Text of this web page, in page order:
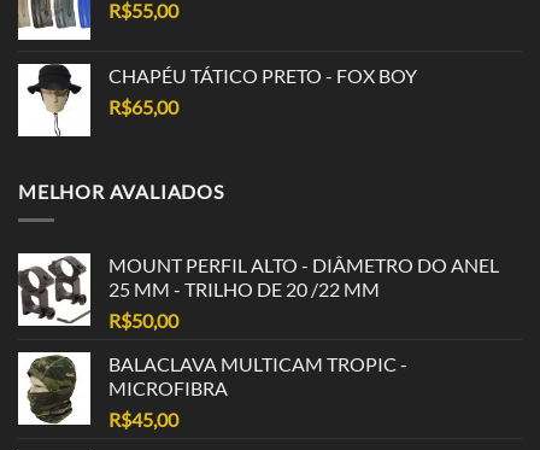
R$55,00
CHAPÉU TÁTICO PRETO - FOX BOY
R$65,00
MELHOR AVALIADOS
MOUNT PERFIL ALTO - DIÂMETRO DO ANEL
25 MM - TRILHO DE 20 /22 MM
R$50,00
BALACLAVA MULTICAM TROPIC -
MICROFIBRA
R$45,00